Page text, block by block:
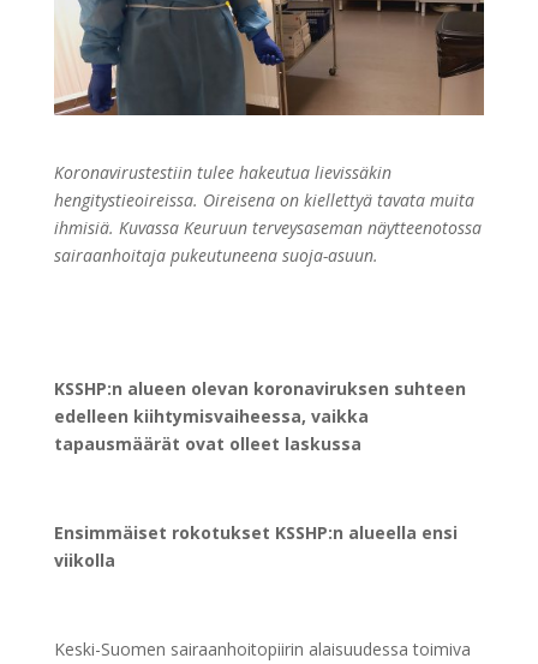
Koronavirustestiin tulee hakeutua lievissäkin
hengitystieoireissa. Oireisena on kiellettyä tavata muita
ihmisiä. Kuvassa Keuruun terveysaseman näytteenotossa
sairaanhoitaja pukeutuneena suoja-asuun.
KSSHP:n alueen olevan koronaviruksen suhteen
edelleen kiihtymisvaiheessa, vaikka
tapausmäärät ovat olleet laskussa
Ensimmäiset rokotukset KSSHP:n alueella ensi
viikolla
Keski-Suomen sairaanhoitopiirin alaisuudessa toimiva